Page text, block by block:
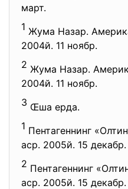
март.
1 Жума Назар.
2004й. 11 ноябр.
2 Жума Назар.
2004й. 11 ноябр.
3 Œша ерда.
1 Пентагеннинг
аср. 2005й. 15 декабр.
2 Пентагеннинг
аср. 2005й. 15 декабр.